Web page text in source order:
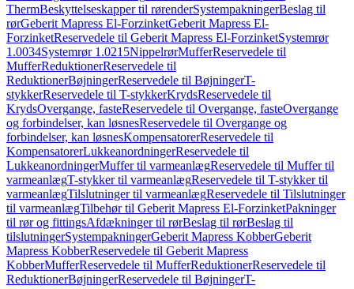
ThermBeskyttelseskapper til rørenderSystempakningerBeslag til
rørGeberit Mapress El-ForzinketGeberit Mapress El-
ForzinketReservedele til Geberit Mapress El-ForzinketSystemrør
1.0034Systemrør 1.0215NippelrørMufferReservedele til
MufferReduktionerReservedele til
ReduktionerBøjningerReservedele til BøjningerT-
stykkerReservedele til T-stykkerKrydsReservedele til
KrydsOvergange, fasteReservedele til Overgange, fasteOvergange
og forbindelser, kan løsnesReservedele til Overgange og
forbindelser, kan løsnesKompensatorerReservedele til
KompensatorerLukkeanordningerReservedele til
LukkeanordningerMuffer til varmeanlægReservedele til Muffer til
varmeanlægT-stykker til varmeanlægReservedele til T-stykker til
varmeanlægTilslutninger til varmeanlægReservedele til Tilslutninger
til varmeanlægTilbehør til Geberit Mapress El-ForzinketPakninger
til rør og fittingsAfdækninger til rørBeslag til rørBeslag til
tilslutningerSystempakningerGeberit Mapress KobberGeberit
Mapress KobberReservedele til Geberit Mapress
KobberMufferReservedele til MufferReduktionerReservedele til
ReduktionerBøjningerReservedele til BøjningerT-